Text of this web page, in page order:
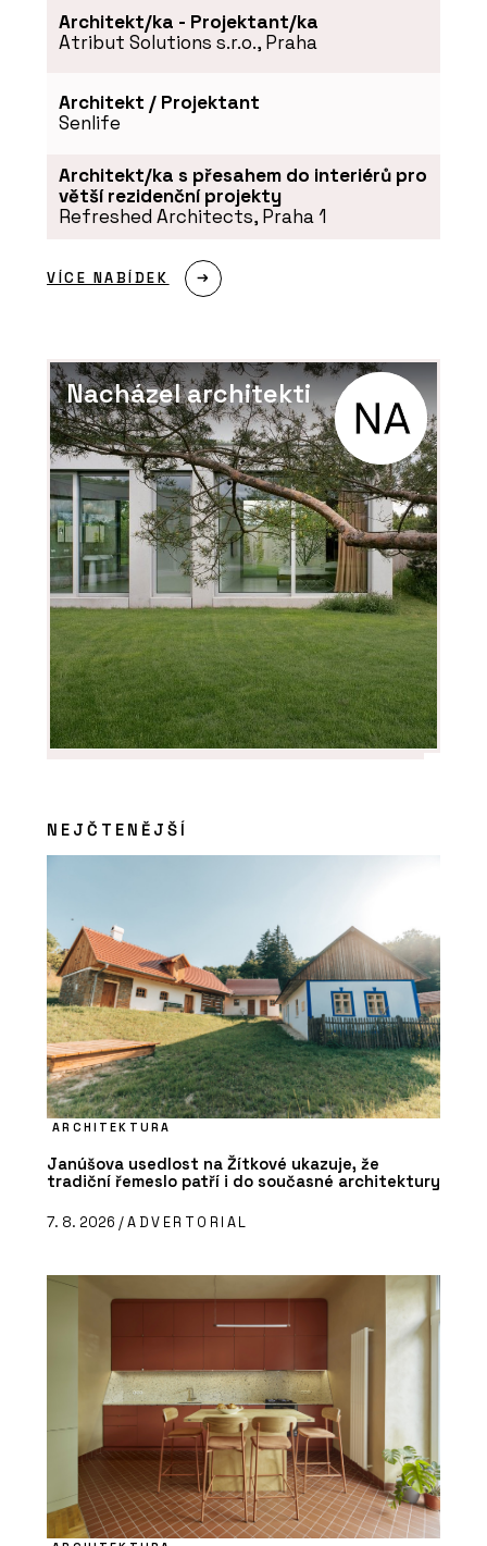
O FIRMĚ
PRODUKTY
Porcelánová kolekce Decento®
ČLÁNKY
Od teď můžete navrhovat chytré
domy jako standard. Jak?
Architekt/ka - Projektant/ka
Atribut Solutions s.r.o., Praha
Architekt / Projektant
Senlife
Architekt/ka s přesahem do interiérů pro
větší rezidenční projekty
Refreshed Architects, Praha 1
VÍCE NABÍDEK
Nacházel architekti
NEJČTENĚJŠÍ
ARCHITEKTURA
Janúšova usedlost na Žítkové ukazuje, že
tradiční řemeslo patří i do současné architektury
7. 8. 2026 /ADVERTORIAL